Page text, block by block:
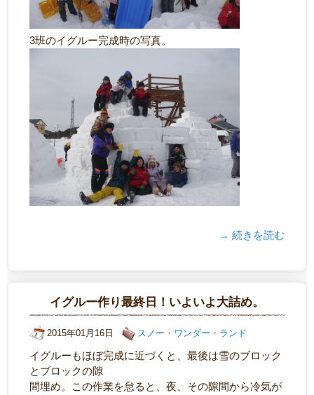
3班のイグルー完成時の写真。
→ 続きを読む
イグルー作り最終日！いよいよ大詰め。
2015年01月16日 スノー・ワンダー・ランド
イグルーもほぼ完成に近づくと、最後は雪のブロック
とブロックの隙
間埋め。この作業を怠ると、夜、その隙間から冷気が